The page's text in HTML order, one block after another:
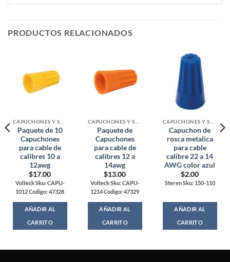
PRODUCTOS RELACIONADOS
Paquete de 10
Capuchones
para cable de
calibres 10 a
12awg
$17.00
Volteck Sku: CAPU-
1012 Codigo: 47328
AÑADIR AL
CARRITO
Paquete de
Capuchones
para cable de
calibres 12 a
14awg
$13.00
Volteck Sku: CAPU-
1214 Codigo: 47329
AÑADIR AL
CARRITO
Capuchon de
rosca metalica
para cable
calibre 22 a 14
AWG color azul
$2.00
Steren Sku: 150-110
AÑADIR AL
CARRITO